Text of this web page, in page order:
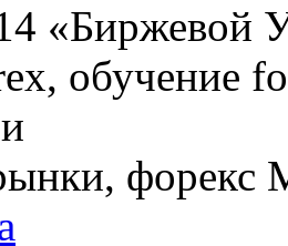
«Биржевой
обучение
форекс